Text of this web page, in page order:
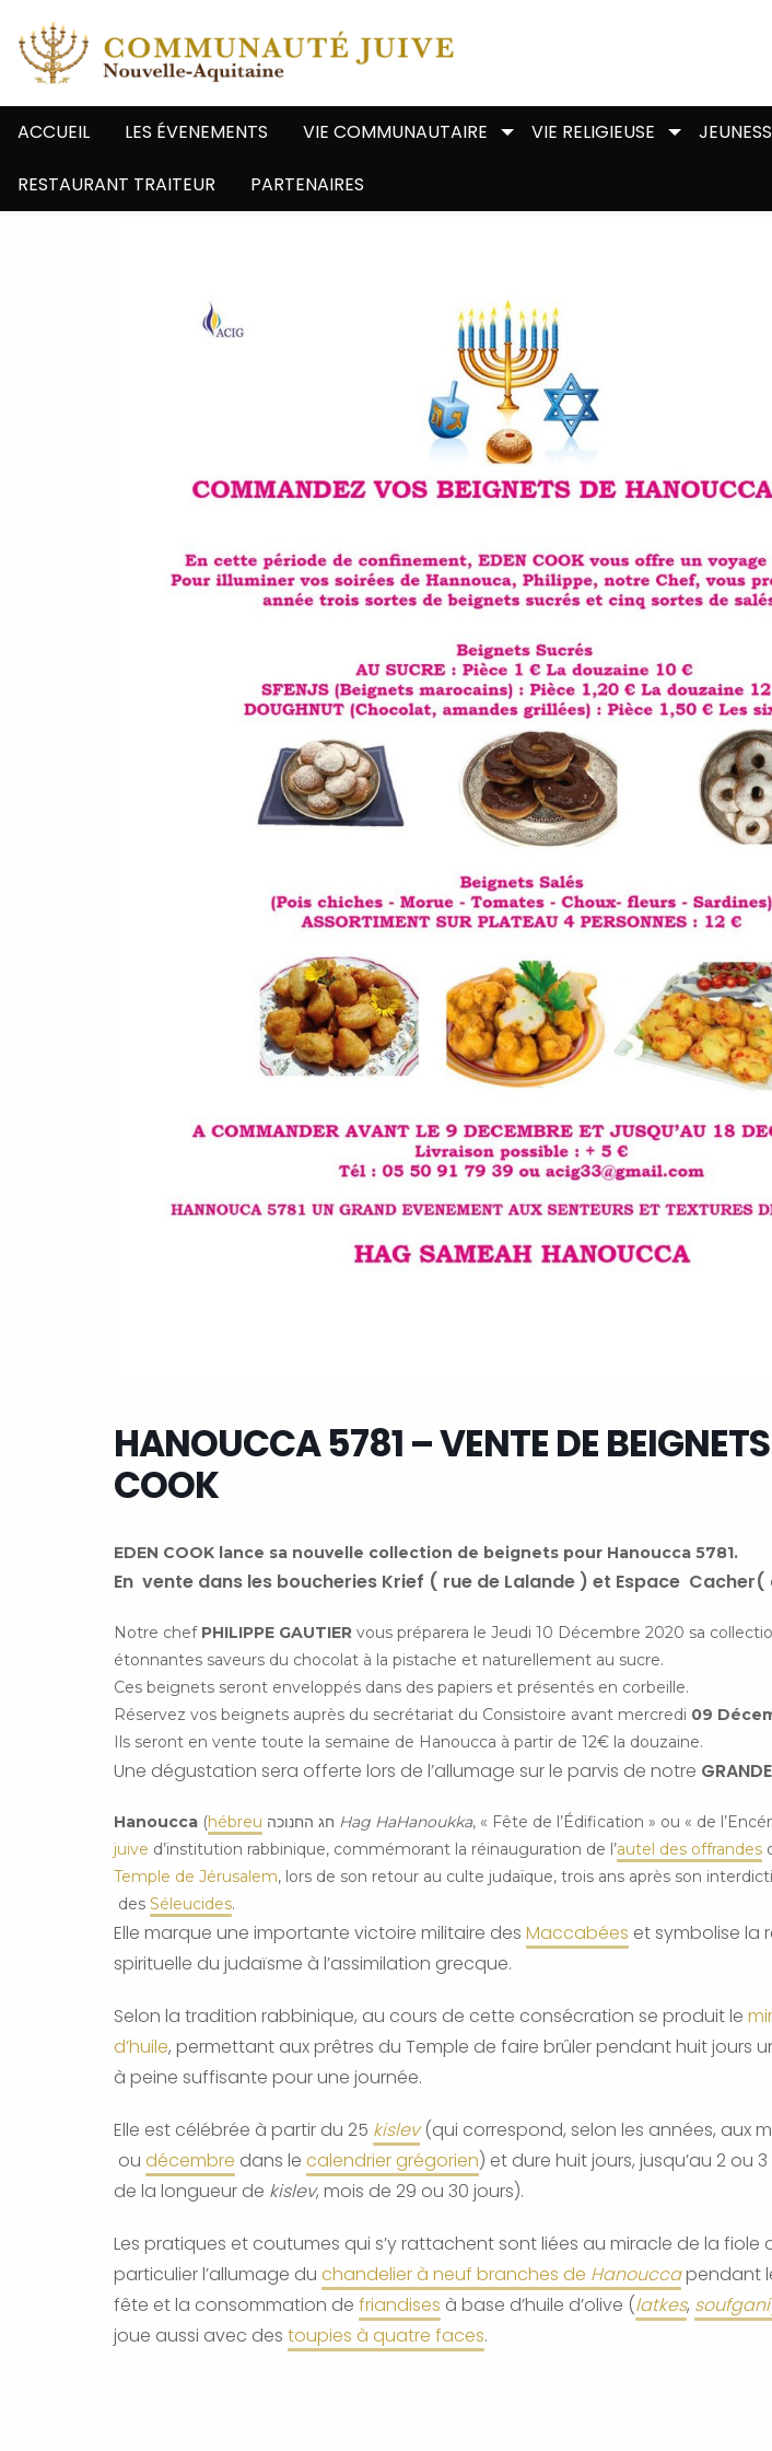
ACCUEIL LES ÉVENEMENTS VIE COMMUNAUTAIRE VIE RELIGIEUSE
RESTAURANT TRAITEUR PARTENAIRES
HANOUCCA 5781 – VENTE DE
COOK
EDEN COOK lance sa nouvelle collection de beignets pour Hanoucca 5781.
En vente dans les boucheries Krief ( rue de Lalande ) et Espace
Notre chef PHILIPPE GAUTIER vous préparera le Jeudi 10 Décembre 2020 sa
étonnantes saveurs du chocolat à la pistache et naturellement au sucre.
Ces beignets seront enveloppés dans des papiers et présentés en corbeille.
Réservez vos beignets auprès du secrétariat du Consistoire avant mercredi 09
Ils seront en vente toute la semaine de Hanoucca à partir de 12€ la douzaine.
Une dégustation sera offerte lors de l’allumage sur le parvis de notre
Hanoucca (hébreu חג החנוכה Hag HaHanoukka, « Fête de l’Édification » ou « de
juive d’institution rabbinique, commémorant la réinauguration de l’autel des offrandes
Temple de Jérusalem, lors de son retour au culte judaïque, trois ans après son
des Séleucides.
Elle marque une importante victoire militaire des Maccabées et symbolise la
spirituelle du judaïsme à l’assimilation grecque.
Selon la tradition rabbinique, au cours de cette consécration se produit le
d’huile, permettant aux prêtres du Temple de faire brûler pendant huit jours
à peine suffisante pour une journée.
Elle est célébrée à partir du 25 kislev(qui correspond, selon les années, aux
ou décembre dans le calendrier grégorien) et dure huit jours, jusqu’au 2 ou 3
de la longueur de kislev, mois de 29 ou 30 jours).
Les pratiques et coutumes qui s’y rattachent sont liées au miracle de la fiole
particulier l’allumage du chandelier à neuf branches de Hanouccapendant
fête et la consommation de friandises à base d’huile d’olive (latkes,
joue aussi avec des toupies à quatre faces.